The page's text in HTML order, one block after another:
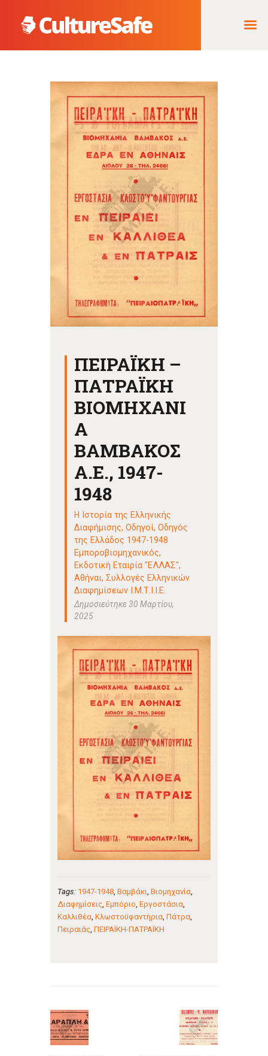
ΑΡΧΙΚΉ
ΦΟΡΈΑΣ ΥΛΟΠΟΊΗΣΗΣ
& ΈΡΓΑ
ΘΗΣΑΥΡΌΣ
ΤΕΚΜΗΡΊΩΝ
ΠΕΙΡΑΪΚΗ –
ΠΑΤΡΑΪΚΗ
ΒΙΟΜΗΧΑΝΙ
Α
ΒΑΜΒΑΚΟΣ
Α.Ε., 1947-
1948
Η Ιστορία της Ελληνικής
Διαφήμισης,Οδηγοί,Οδηγός
της Ελλάδος 1947-1948
Εμποροβιομηχανικός,
Εκδοτική Εταιρία "ΕΛΛΑΣ",
Αθήναι,Συλλογές Ελληνικών
Διαφημίσεων Ι.Μ.Τ.Ι.Ι.Ε.
Δημοσιεύτηκε 30 Μαρτίου,
2025
Tags: 1947-1948, Βαμβάκι, Βιομηχανία,
Διαφημίσεις, Εμπόριο, Εργοστάσια,
Καλλιθέα, Κλωστοϋφαντήρια, Πάτρα,
Πειραιάς, ΠΕΙΡΑΪΚΗ-ΠΑΤΡΑΪΚΗ
άρθρων